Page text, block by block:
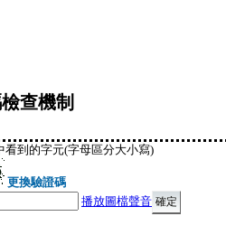
查機制
看到的字元(字母區分大小寫)
更換驗證碼
播放圖檔聲音